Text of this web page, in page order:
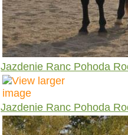
Jazdenie Ranc Pohoda
Jazdenie Ranc Pohoda